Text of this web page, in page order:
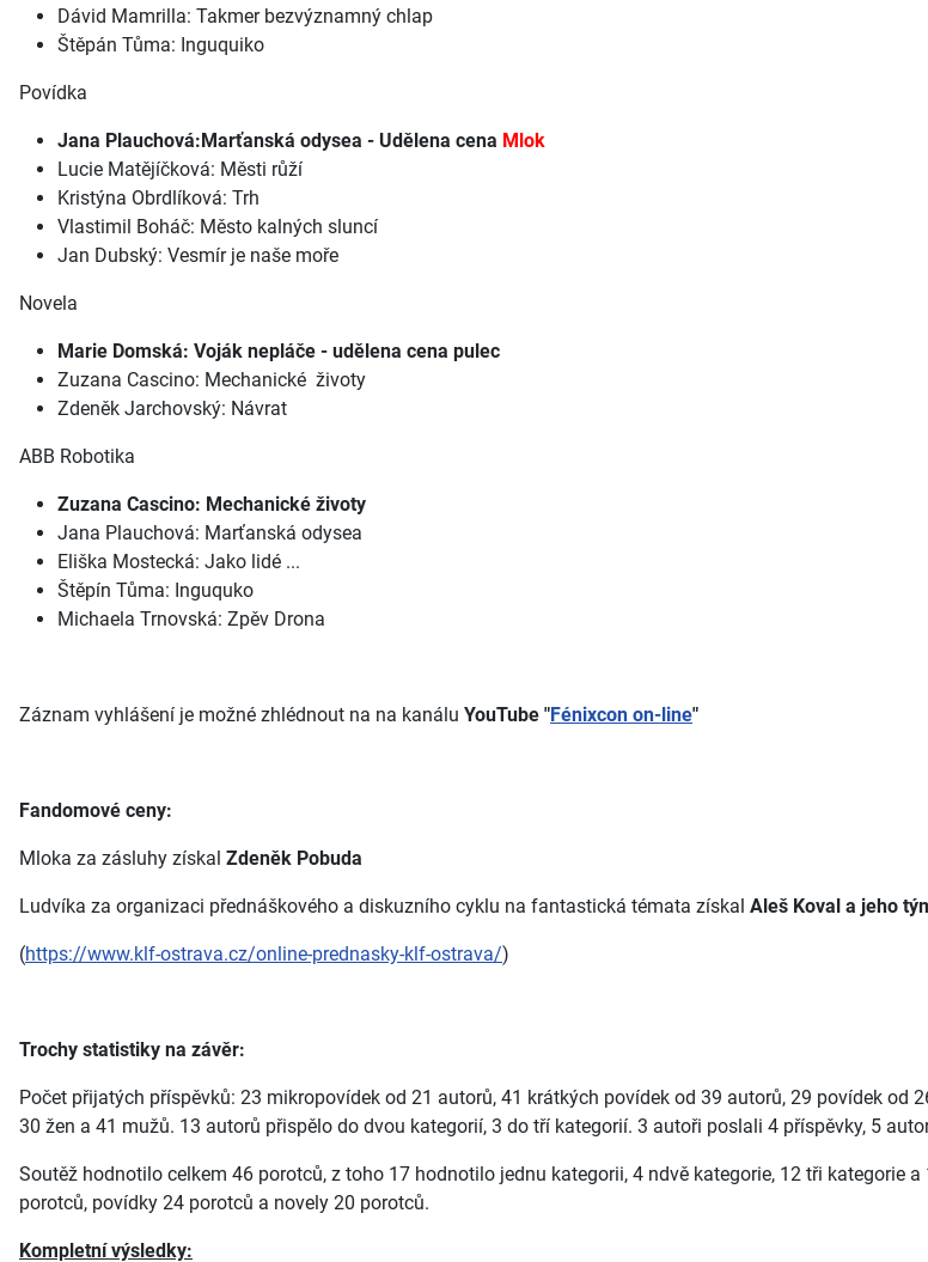
Dávid Mamrilla: Takmer bezvýznamný chlap
Štěpán Tůma: Inguquiko
Povídka
Jana Plauchová:Marťanská odysea - Udělena cena Mlok
Lucie Matějíčková: Městi růží
Kristýna Obrdlíková: Trh
Vlastimil Boháč: Město kalných sluncí
Jan Dubský: Vesmír je naše moře
Novela
Marie Domská: Voják nepláče - udělena cena pulec
Zuzana Cascino: Mechanické životy
Zdeněk Jarchovský: Návrat
ABB Robotika
Zuzana Cascino: Mechanické životy
Jana Plauchová: Marťanská odysea
Eliška Mostecká: Jako lidé ...
Štěpín Tůma: Inguquko
Michaela Trnovská: Zpěv Drona
Záznam vyhlášení je možné zhlédnout na na kanálu YouTube "Fénixcon on-line"
Fandomové ceny:
Mloka za zásluhy získal Zdeněk Pobuda
Ludvíka za organizaci přednáškového a diskuzního cyklu na fantastická témata získal Aleš Koval a jeho
(https://www.klf-ostrava.cz/online-prednasky-klf-ostrava/)
Trochy statistiky na závěr:
Počet přijatých příspěvků: 23 mikropovídek od 21 autorů, 41 krátkých povídek od 39 autorů, 29 povídek od
30 žen a 41 mužů. 13 autorů přispělo do dvou kategorií, 3 do tří kategorií. 3 autoři poslali 4 příspěvky, 5
Soutěž hodnotilo celkem 46 porotců, z toho 17 hodnotilo jednu kategorii, 4 ndvě kategorie, 12 tři kategorie
porotců, povídky 24 porotců a novely 20 porotců.
Kompletní výsledky: